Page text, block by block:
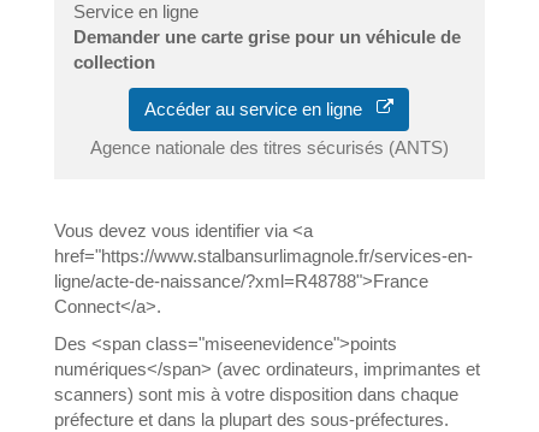
Service en ligne
Demander une carte grise pour un véhicule de
collection
Accéder au service en ligne
Agence nationale des titres sécurisés (ANTS)
Vous devez vous identifier via <a
href="https://www.stalbansurlimagnole.fr/services-en-
ligne/acte-de-naissance/?xml=R48788">France
Connect</a>.
Des <span class="miseenevidence">points
numériques</span> (avec ordinateurs, imprimantes et
scanners) sont mis à votre disposition dans chaque
préfecture et dans la plupart des sous-préfectures.